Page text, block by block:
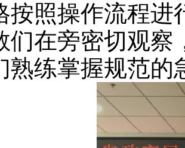
按照操作流程进
们在旁密切观
熟练掌握规范的